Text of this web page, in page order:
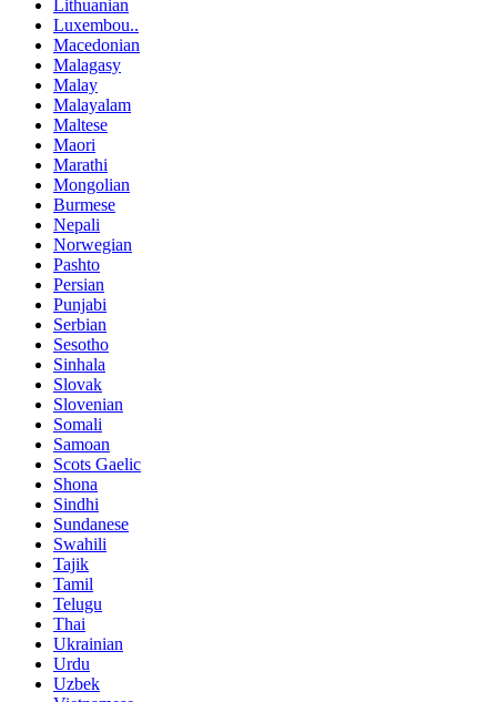
Lithuanian
Luxembou..
Macedonian
Malagasy
Malay
Malayalam
Maltese
Maori
Marathi
Mongolian
Burmese
Nepali
Norwegian
Pashto
Persian
Punjabi
Serbian
Sesotho
Sinhala
Slovak
Slovenian
Somali
Samoan
Scots Gaelic
Shona
Sindhi
Sundanese
Swahili
Tajik
Tamil
Telugu
Thai
Ukrainian
Urdu
Uzbek